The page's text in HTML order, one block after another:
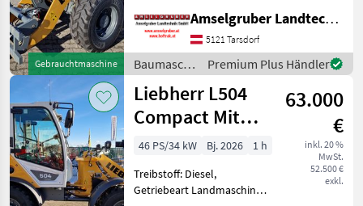
Gebrauchtmaschine
Zusatz-Hydraulikkreis, hydr.
Geräteverriegelung NEU:
Der Kompakteste Liebherr
Radlader: L 504 Co
Amselgruber Landtechnik GmbH
5121 Tarsdorf
Baumaschinen
/ Liebherr
Premium Plus Händler
Liebherr L504
Compact Mit
Österreichpaket
63.000
€
inkl. 20 %
MwSt.
52.500 €
exkl.
46 PS/34 kW Bj. 2026
1 h
Treibstoff: Diesel,
Getriebeart Landmaschine: